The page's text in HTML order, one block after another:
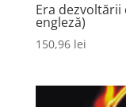
Era
engleză)
150,96 lei